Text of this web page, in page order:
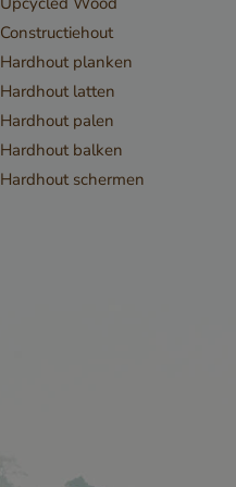
Constructiehout
Hardhout planken
Hardhout latten
Hardhout palen
Hardhout balken
Hardhout schermen
gebruiker en
privacykeuzes